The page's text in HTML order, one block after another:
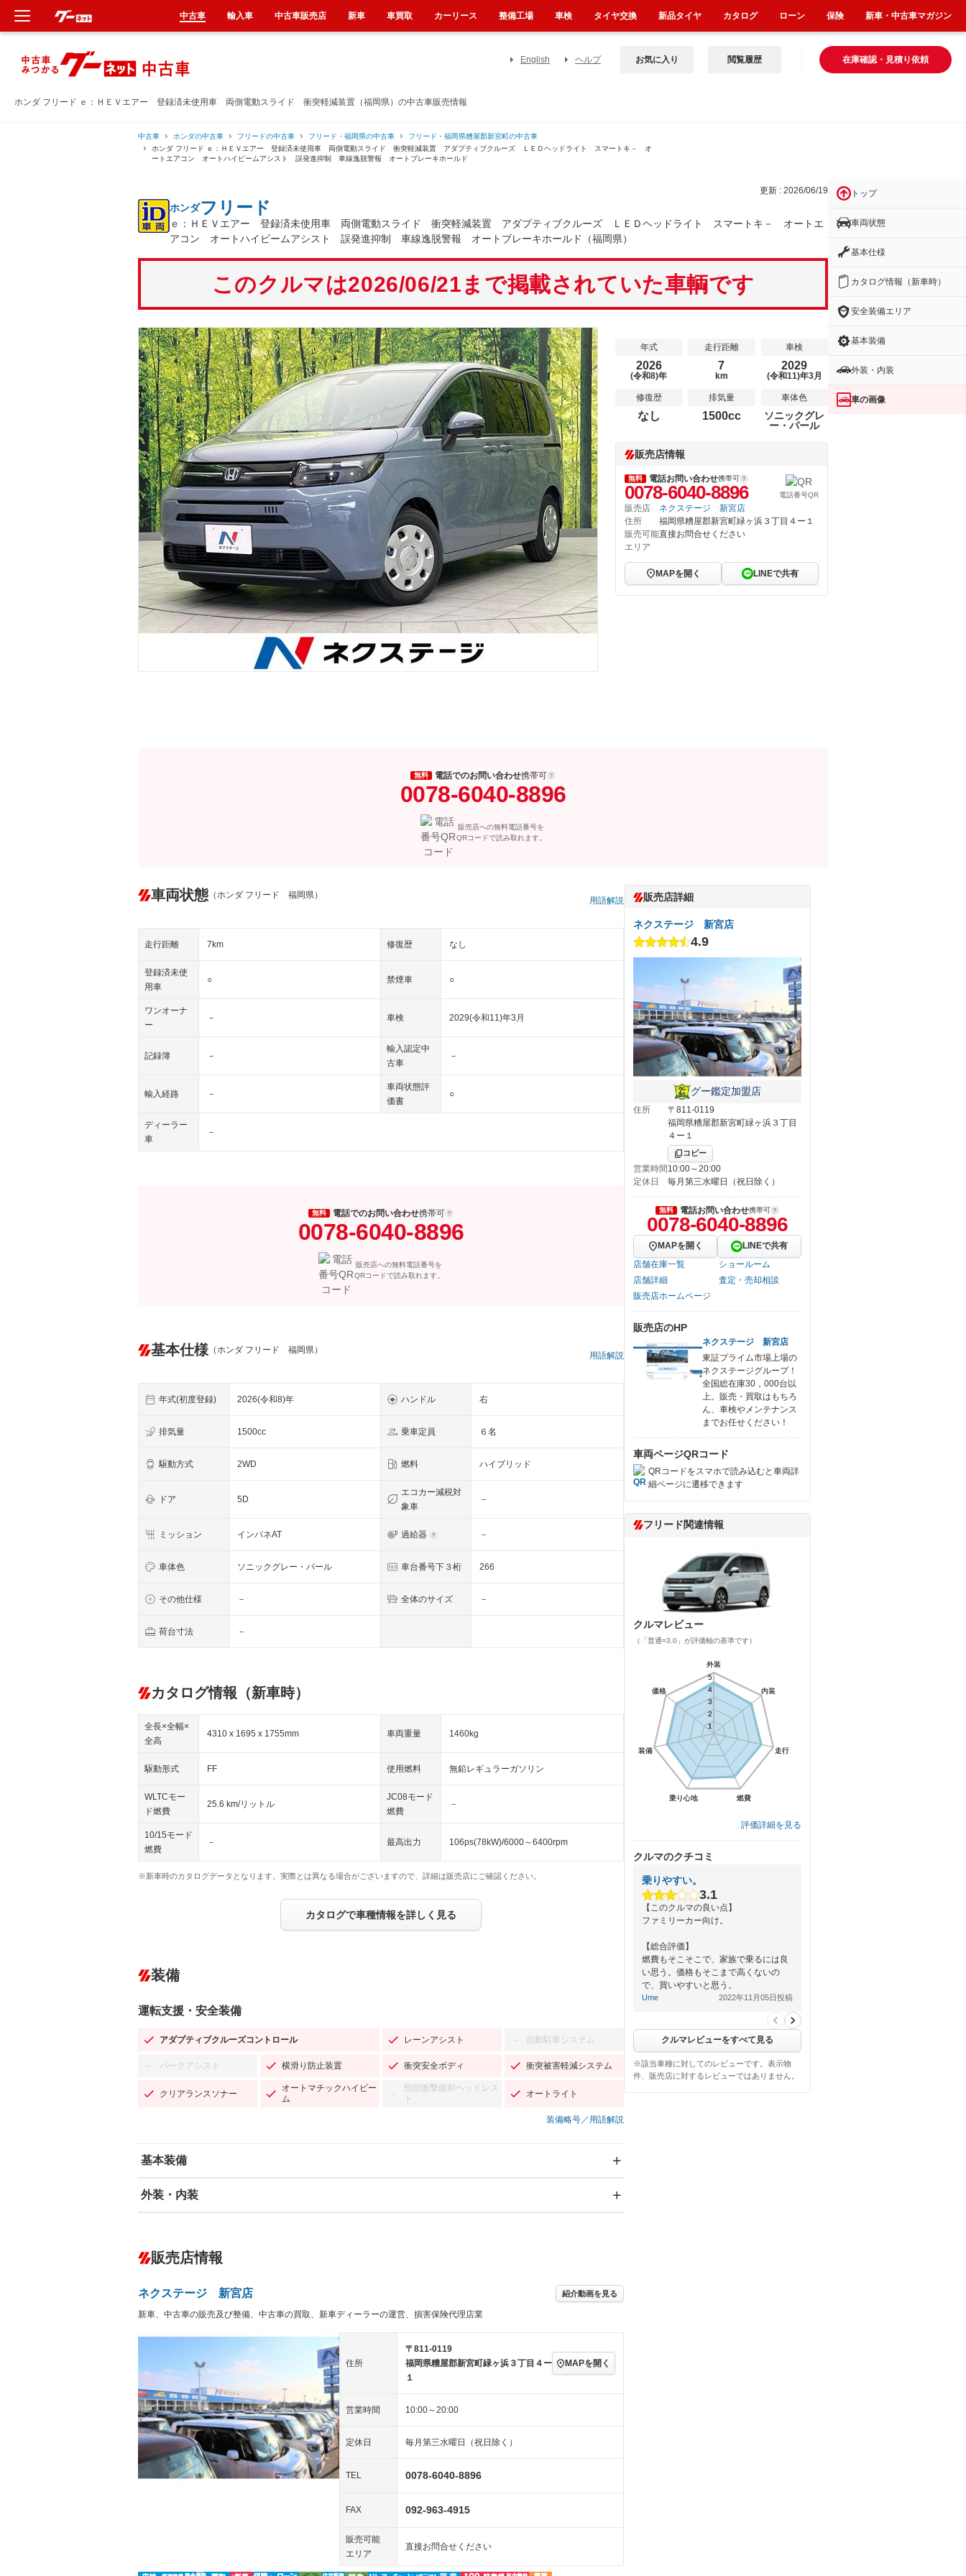
ホンダ フリード ｅ：ＨＥＶエアー 登録済未使用車 両側電動スライド 衝突軽減装置（福岡県）の中古車販売情報
English ヘルプ 在庫確認・見積り依頼
お気に入り 閲覧履歴
中古車 ホンダの中古車 フリードの中古車 フリード・福岡県の中古車
フリード・福岡県糟屋郡新宮町の中古車
ホンダ フリード ｅ：ＨＥＶエアー 登録済未使用車 両側電動スライド 衝突軽減装置 アダプティブクルーズ ＬＥＤヘッドライト スマートキ－ オ
ートエアコン オートハイビームアシスト 誤発進抑制 車線逸脱警報 オートブレーキホールド
更新 : 2026/06/19
ホンダフリード
ｅ：ＨＥＶエアー 登録済未使用車 両側電動スライド 衝突軽減装置 アダプティブクルーズ ＬＥＤヘッドライト スマートキ－ オートエ
アコン オートハイビームアシスト 誤発進抑制 車線逸脱警報 オートブレーキホールド（福岡県）
このクルマは2026/06/21まで掲載されていた車輌です
年式
2026
(令和8)年
走行距離
7
km
車検
2029
(令和11)年3月
修復歴
なし
排気量
1500cc
車体色
ソニックグレ
ー・パール
販売店情報
無料 電話お問い合わせ携帯可
0078-6040-8896 電話番号QR
販売店
ネクステージ 新宮店
住所
福岡県糟屋郡新宮町緑ヶ浜３丁目４ー１
販売可能
エリア
直接お問合せください
MAPを開く LINEで共有
無料 電話でのお問い合わせ携帯可
0078-6040-8896
販売店への無料電話番号を
QRコードで読み取れます。
車両状態 （ホンダ フリード 福岡県）
用語解説
走行距離 7km 修復歴 なし
登録済未使
用車
○ 禁煙車 ○
ワンオーナ
ー
－ 車検 2029(令和11)年3月
記録簿 －
輸入認定中
古車
－
輸入経路 －
車両状態評
価書
○
ディーラー
車
－
無料 電話でのお問い合わせ携帯可
0078-6040-8896
販売店への無料電話番号を
QRコードで読み取れます。
基本仕様 （ホンダ フリード 福岡県）
用語解説
年式(初度登録) 2026(令和8)年 ハンドル 右
排気量 1500cc 乗車定員 ６名
駆動方式 2WD 燃料 ハイブリッド
ドア 5D
エコカー減税対
象車
－
ミッション インパネAT 過給器 －
車体色 ソニックグレー・パール 車台番号下３桁 266
その他仕様 － 全体のサイズ －
荷台寸法 －
カタログ情報（新車時）
全長×全幅×
全高
4310 x 1695 x 1755mm 車両重量 1460kg
駆動形式 FF 使用燃料 無鉛レギュラーガソリン
WLTCモー
ド燃費
25.6 km/リットル
JC08モード
燃費
－
10/15モード
燃費
－ 最高出力 106ps(78kW)/6000～6400rpm
※新車時のカタログデータとなります。実際とは異なる場合がございますので、詳細は販売店にご確認ください。
カタログで車種情報を詳しく見る
装備
運転支援・安全装備
アダプティブクルーズコントロール レーンアシスト － 自動駐車システム
－ パークアシスト 横滑り防止装置 衝突安全ボディ 衝突被害軽減システム
クリアランスソナー
オートマチックハイビー
ム
－
頸部衝撃緩和ヘッドレス
ト
オートライト
装備略号／用語解説
基本装備
エアバッグ：運転席/助手席/サイド
－ ダウンヒルアシストコントロール
－ Bluetooth接続 センターデフロック
装備略号／用語解説
外装・内装
－ オーディオ
－
ー
キーレス
LEDヘッドランプ － HID(キセノンライト) － ポータブルナビ
ETC エアロ
ランフラットタイヤ パワーシート 3列シート － ベンチシート
－ フルフラットシート チップアップシート
－ シートヒーター ウォークスルー
－ フロントカメラ － シートエアコン 全周囲カメラ －
ルーフレール － エアサスペンション
販売店情報
ネクステージ 新宮店 紹介動画を見る
新車、中古車の販売及び整備、中古車の買取、新車ディーラーの運営、損害保険代理店業
住所
〒811-0119
福岡県糟屋郡新宮町緑ヶ浜３丁目４ー
１
MAPを開く
営業時間 10:00～20:00
定休日 毎月第三水曜日（祝日除く）
TEL 0078-6040-8896
FAX 092-963-4915
販売可能
エリア
直接お問合せください
販売店詳細
ネクステージ 新宮店
4.9
グー鑑定加盟店
住所
〒811-0119
福岡県糟屋郡新宮町緑ヶ浜３丁目
４ー１
コピー
営業時間10:00～20:00
定休日
毎月第三水曜日（祝日除く）
無料 電話お問い合わせ携帯可
0078-6040-8896
MAPを開く
LINEで共有
店舗在庫一覧
ショールーム
店舗詳細
査定・売却相談
販売店ホームページ
販売店のHP
ネクステージ 新宮店
東証プライム市場上場の
ネクステージグループ！
全国総在庫30，000台以
上。販売・買取はもちろ
ん、車検やメンテナンス
までお任せください！
車両ページQRコード
QRコードをスマホで読み込むと車両詳
細ページに遷移できます
フリード関連情報
クルマレビュー
（「普通=3.0」が評価軸の基準です）
外装
内装
走行
燃費
乗り心地
装備
価格
1
2
3
4
5
外装
内装
走行
燃費
乗り心地
装備
価格
1
2
3
4
5
評価詳細を見る
クルマのクチコミ
乗りやすい。
3.1
【このクルマの良い点】
ファミリーカー向け。
【総合評価】
燃費もそこそこで、家族で乗るには良
い思う。価格もそこまで高くないの
で、買いやすいと思う。
Ume 2022年11月05日投稿
クルマレビューをすべて見る
※該当車種に対してのレビューです。表示物
件、販売店に対するレビューではありません。
トップ
車両状態
基本仕様
カタログ情報（新車時）
安全装備エリア
基本装備
外装・内装
車の画像
中古車 輸入車 中古車販売店 新車 車買取 カーリース 整備工場 車検 タイヤ交換 新品タイヤ カタログ ローン 保険 新車・中古車マガジン
新車
中古車